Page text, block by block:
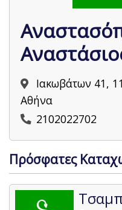
Ιακωβάτων 41,
Αθήνα
2102022702
Πρόσφατες